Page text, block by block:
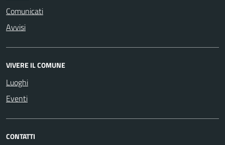
Comunicati
Avvisi
VIVERE IL COMUNE
Luoghi
Eventi
CONTATTI